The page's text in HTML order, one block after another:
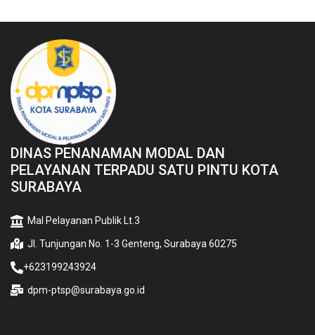
DINAS PENANAMAN MODAL DAN
PELAYANAN TERPADU SATU PINTU KOTA
SURABAYA
Mal Pelayanan Publik Lt.3
Jl. Tunjungan No. 1-3 Genteng, Surabaya 60275
+623199243924
dpm-ptsp@surabaya.go.id